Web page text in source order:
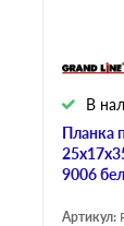
Планка
9006
В
Артикул: